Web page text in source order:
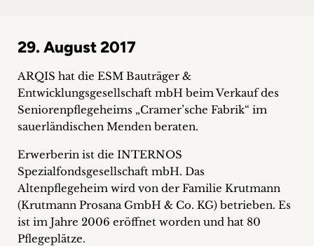
&
Events
+
+
Blog
&
29. August 2017
ARQIS hat die ESM Bauträger &
Entwicklungsgesellschaft mbH beim Verkauf des
Seniorenpflegeheims „Cramer’sche Fabrik“ im
sauerländischen Menden beraten.
Erwerberin ist die INTERNOS
Spezialfondsgesellschaft mbH. Das
Altenpflegeheim wird von der Familie Krutmann
(Krutmann Prosana GmbH & Co. KG) betrieben. Es
ist im Jahre 2006 eröffnet worden und hat 80
Pflegeplätze.